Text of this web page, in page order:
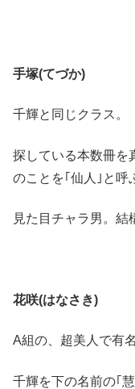
手塚(てづか)
千輝と同じクラス。
探している本数冊を
のことを｢仙人｣と呼
見た目チャラ男。結
花咲(はなさき)
A組の、超美人で有
千輝を下の名前の｢慧